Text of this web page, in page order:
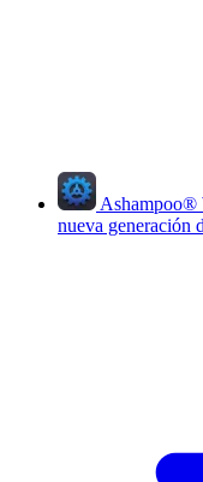
Ashampoo®
nueva generación